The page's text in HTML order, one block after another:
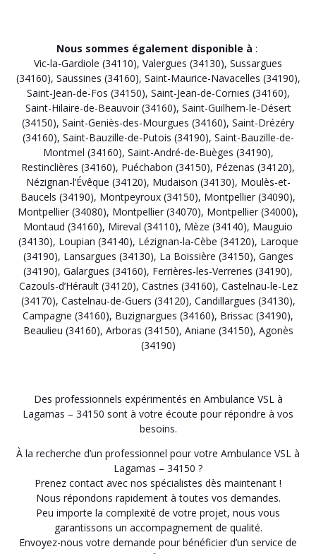
Nous sommes également disponible à :
Vic-la-Gardiole (34110), Valergues (34130), Sussargues
(34160), Saussines (34160), Saint-Maurice-Navacelles (34190),
Saint-Jean-de-Fos (34150), Saint-Jean-de-Cornies (34160),
Saint-Hilaire-de-Beauvoir (34160), Saint-Guilhem-le-Désert
(34150), Saint-Geniès-des-Mourgues (34160), Saint-Drézéry
(34160), Saint-Bauzille-de-Putois (34190), Saint-Bauzille-de-
Montmel (34160), Saint-André-de-Buèges (34190),
Restinclières (34160), Puéchabon (34150), Pézenas (34120),
Nézignan-l’Évêque (34120), Mudaison (34130), Moulès-et-
Baucels (34190), Montpeyroux (34150), Montpellier (34090),
Montpellier (34080), Montpellier (34070), Montpellier (34000),
Montaud (34160), Mireval (34110), Mèze (34140), Mauguio
(34130), Loupian (34140), Lézignan-la-Cèbe (34120), Laroque
(34190), Lansargues (34130), La Boissière (34150), Ganges
(34190), Galargues (34160), Ferrières-les-Verreries (34190),
Cazouls-d’Hérault (34120), Castries (34160), Castelnau-le-Lez
(34170), Castelnau-de-Guers (34120), Candillargues (34130),
Campagne (34160), Buzignargues (34160), Brissac (34190),
Beaulieu (34160), Arboras (34150), Aniane (34150), Agonès
(34190)
Des professionnels expérimentés en Ambulance VSL à
Lagamas – 34150 sont à votre écoute pour répondre à vos
besoins.
À la recherche d’un professionnel pour votre Ambulance VSL à
Lagamas – 34150 ?
Prenez contact avec nos spécialistes dès maintenant !
Nous répondons rapidement à toutes vos demandes.
Peu importe la complexité de votre projet, nous vous
garantissons un accompagnement de qualité.
Envoyez-nous votre demande pour bénéficier d’un service de